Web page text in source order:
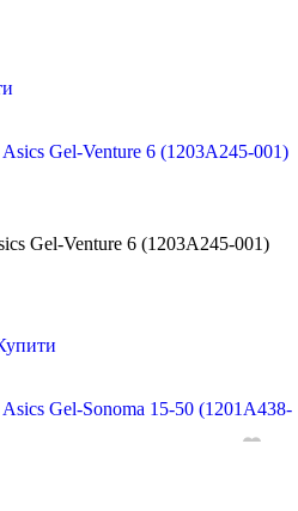
Gel-Venture 6 (1203A245-001)